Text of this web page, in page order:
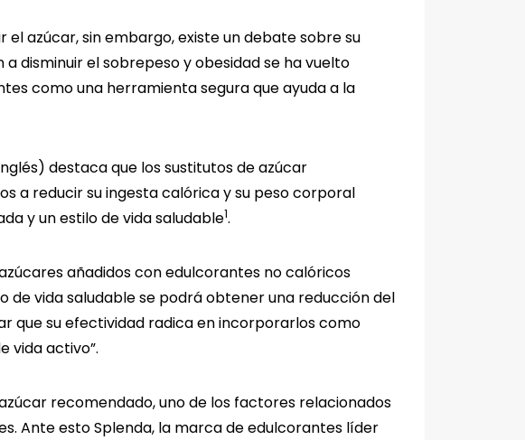
azúcar, sin embargo, existe un debate sobre su
disminuir el sobrepeso y obesidad se ha vuelto
como una herramienta segura que ayuda a la
destaca que los sustitutos de azúcar
a reducir su ingesta calórica y su peso corporal
y un estilo de vida saludable1.
añadidos con edulcorantes no calóricos
de vida saludable se podrá obtener una reducción del
que su efectividad radica en incorporarlos como
vida activo”.
recomendado, uno de los factores relacionados
Ante esto Splenda, la marca de edulcorantes líder